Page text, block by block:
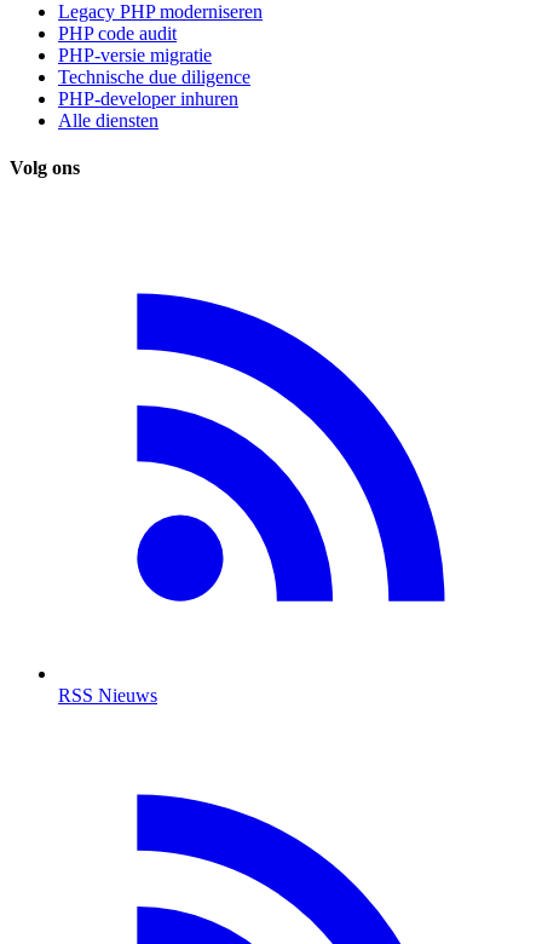
Legacy PHP moderniseren
PHP code audit
PHP-versie migratie
Technische due diligence
PHP-developer inhuren
Alle diensten
Volg ons
RSS Nieuws